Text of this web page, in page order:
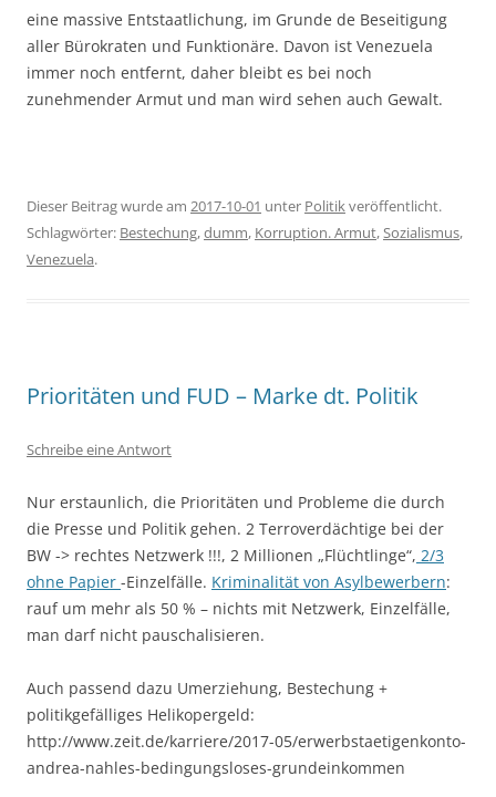
eine massive Entstaatlichung, im Grunde de Beseitigung
aller Bürokraten und Funktionäre. Davon ist Venezuela
immer noch entfernt, daher bleibt es bei noch
zunehmender Armut und man wird sehen auch Gewalt.
Dieser Beitrag wurde am 2017-10-01 unter Politikveröffentlicht.
Schlagwörter: Bestechung,dumm, Korruption. Armut,Sozialismus,
Venezuela.
Prioritäten und FUD – Marke dt. Politik
Schreibe eine Antwort
Nur erstaunlich, die Prioritäten und Probleme die durch
die Presse und Politik gehen. 2 Terroverdächtige bei der
BW -> rechtes Netzwerk !!!, 2 Millionen „Flüchtlinge“, 2/3
ohne Papier -Einzelfälle. Kriminalität von Asylbewerbern:
rauf um mehr als 50 % – nichts mit Netzwerk, Einzelfälle,
man darf nicht pauschalisieren.
Auch passend dazu Umerziehung, Bestechung +
politikgefälliges Helikopergeld:
http://www.zeit.de/karriere/2017-05/erwerbstaetigenkonto-
andrea-nahles-bedingungsloses-grundeinkommen